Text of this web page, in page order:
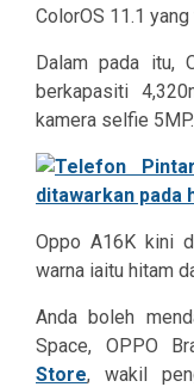
ColorOS 11.1 yang
Dalam pada itu,
berkapasiti
kamera selfie 5MP.
Oppo A16K kini
warna iaitu hitam
Anda boleh
Space, OPPO
Store, wakil